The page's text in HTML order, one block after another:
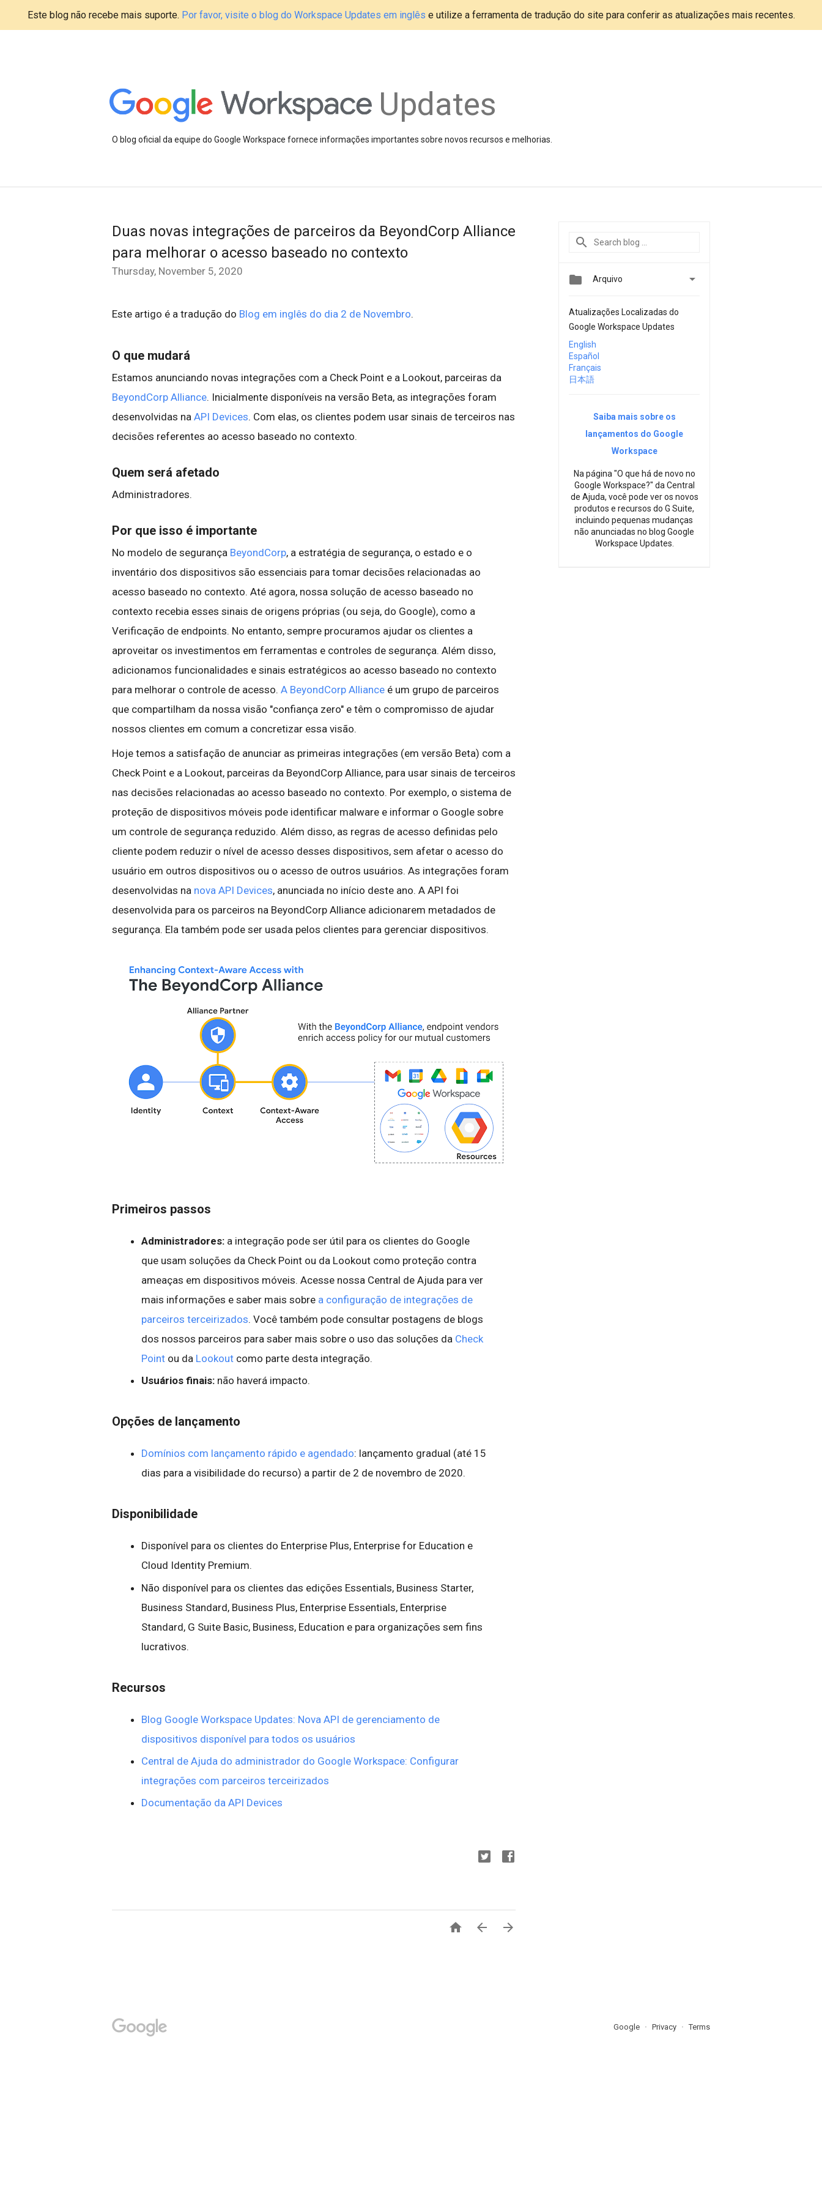
Este blog não recebe mais suporte. Por favor, visite o blog do Workspace Updates em inglês e utilize a ferramenta de tradução do site para conferir as atualizações mais recentes.
Updates
O blog oficial da equipe do Google Workspace fornece informações importantes sobre novos recursos e melhorias.
Duas novas integrações de parceiros da BeyondCorp Alliance
para melhorar o acesso baseado no contexto
Thursday, November 5, 2020
Este artigo é a tradução do Blog em inglês do dia 2 de Novembro.
O que mudará
Estamos anunciando novas integrações com a Check Point e a Lookout, parceiras da
BeyondCorp Alliance. Inicialmente disponíveis na versão Beta, as integrações foram
desenvolvidas na API Devices. Com elas, os clientes podem usar sinais de terceiros nas
decisões referentes ao acesso baseado no contexto.
Quem será afetado
Administradores.
Por que isso é importante
No modelo de segurança BeyondCorp, a estratégia de segurança, o estado e o
inventário dos dispositivos são essenciais para tomar decisões relacionadas ao
acesso baseado no contexto. Até agora, nossa solução de acesso baseado no
contexto recebia esses sinais de origens próprias (ou seja, do Google), como a
Verificação de endpoints. No entanto, sempre procuramos ajudar os clientes a
aproveitar os investimentos em ferramentas e controles de segurança. Além disso,
adicionamos funcionalidades e sinais estratégicos ao acesso baseado no contexto
para melhorar o controle de acesso. A BeyondCorp Alliance é um grupo de parceiros
que compartilham da nossa visão "confiança zero" e têm o compromisso de ajudar
nossos clientes em comum a concretizar essa visão.
Hoje temos a satisfação de anunciar as primeiras integrações (em versão Beta) com a
Check Point e a Lookout, parceiras da BeyondCorp Alliance, para usar sinais de terceiros
nas decisões relacionadas ao acesso baseado no contexto. Por exemplo, o sistema de
proteção de dispositivos móveis pode identificar malware e informar o Google sobre
um controle de segurança reduzido. Além disso, as regras de acesso definidas pelo
cliente podem reduzir o nível de acesso desses dispositivos, sem afetar o acesso do
usuário em outros dispositivos ou o acesso de outros usuários. As integrações foram
desenvolvidas na nova API Devices, anunciada no início deste ano. A API foi
desenvolvida para os parceiros na BeyondCorp Alliance adicionarem metadados de
segurança. Ela também pode ser usada pelos clientes para gerenciar dispositivos.
Primeiros passos
Administradores: a integração pode ser útil para os clientes do Google
que usam soluções da Check Point ou da Lookout como proteção contra
ameaças em dispositivos móveis. Acesse nossa Central de Ajuda para ver
mais informações e saber mais sobre a configuração de integrações de
parceiros terceirizados. Você também pode consultar postagens de blogs
dos nossos parceiros para saber mais sobre o uso das soluções da Check
Point ou da Lookout como parte desta integração.
Usuários finais: não haverá impacto.
Opções de lançamento
Domínios com lançamento rápido e agendado: lançamento gradual (até 15
dias para a visibilidade do recurso) a partir de 2 de novembro de 2020.
Disponibilidade
Disponível para os clientes do Enterprise Plus, Enterprise for Education e
Cloud Identity Premium.
Não disponível para os clientes das edições Essentials, Business Starter,
Business Standard, Business Plus, Enterprise Essentials, Enterprise
Standard, G Suite Basic, Business, Education e para organizações sem fins
lucrativos.
Recursos
Blog Google Workspace Updates: Nova API de gerenciamento de
dispositivos disponível para todos os usuários
Central de Ajuda do administrador do Google Workspace: Configurar
integrações com parceiros terceirizados
Documentação da API Devices
  
 Arquivo 
Atualizações Localizadas do
Google Workspace Updates
English
Español
Français
日本語
Saiba mais sobre os
lançamentos do Google
Workspace
Na página "O que há de novo no
Google Workspace?" da Central
de Ajuda, você pode ver os novos
produtos e recursos do G Suite,
incluindo pequenas mudanças
não anunciadas no blog Google
Workspace Updates.
Google Privacy Terms